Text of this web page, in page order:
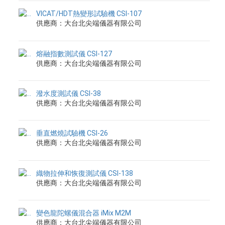
VICAT/HDT熱變形試驗機 CSI-107
供應商：大台北尖端儀器有限公司
熔融指數測試儀 CSI-127
供應商：大台北尖端儀器有限公司
潑水度測試儀 CSI-38
供應商：大台北尖端儀器有限公司
垂直燃燒試驗機 CSI-26
供應商：大台北尖端儀器有限公司
織物拉伸和恢復測試儀 CSI-138
供應商：大台北尖端儀器有限公司
變色龍陀螺儀混合器 iMix M2M
供應商：大台北尖端儀器有限公司